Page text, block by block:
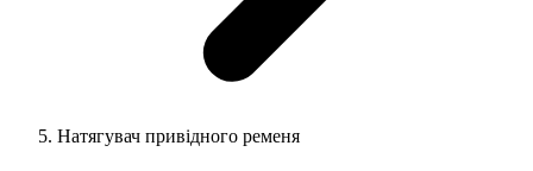
Натягувач привідного ременя